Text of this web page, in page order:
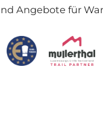
Angebote für